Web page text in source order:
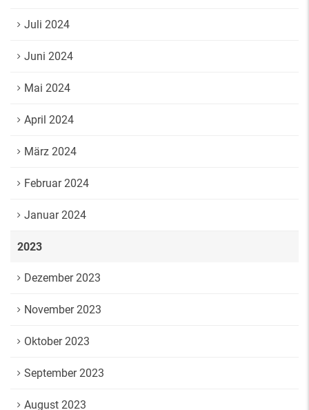
Juli 2024
Juni 2024
Mai 2024
April 2024
März 2024
Februar 2024
Januar 2024
2023
Dezember 2023
November 2023
Oktober 2023
September 2023
August 2023